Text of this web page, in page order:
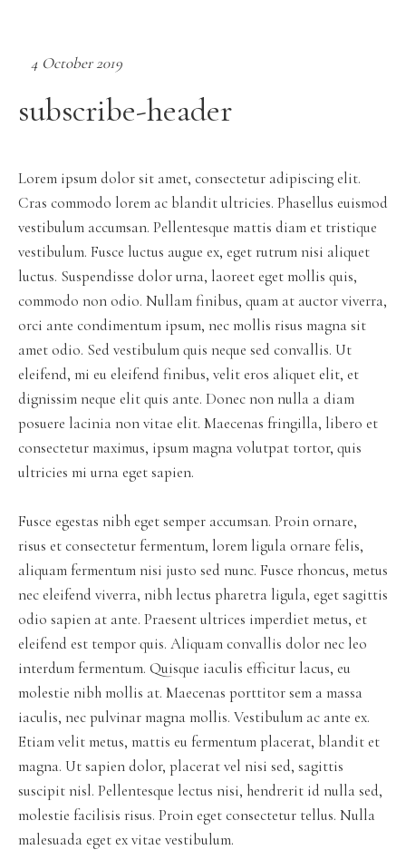
4 October 2019
subscribe-header
Lorem ipsum dolor sit amet, consectetur adipiscing elit.
Cras commodo lorem ac blandit ultricies. Phasellus euismod
vestibulum accumsan. Pellentesque mattis diam et tristique
vestibulum. Fusce luctus augue ex, eget rutrum nisi aliquet
luctus. Suspendisse dolor urna, laoreet eget mollis quis,
commodo non odio. Nullam finibus, quam at auctor viverra,
orci ante condimentum ipsum, nec mollis risus magna sit
amet odio. Sed vestibulum quis neque sed convallis. Ut
eleifend, mi eu eleifend finibus, velit eros aliquet elit, et
dignissim neque elit quis ante. Donec non nulla a diam
posuere lacinia non vitae elit. Maecenas fringilla, libero et
consectetur maximus, ipsum magna volutpat tortor, quis
ultricies mi urna eget sapien.
Fusce egestas nibh eget semper accumsan. Proin ornare,
risus et consectetur fermentum, lorem ligula ornare felis,
aliquam fermentum nisi justo sed nunc. Fusce rhoncus, metus
nec eleifend viverra, nibh lectus pharetra ligula, eget sagittis
odio sapien at ante. Praesent ultrices imperdiet metus, et
eleifend est tempor quis. Aliquam convallis dolor nec leo
interdum fermentum. Quisque iaculis efficitur lacus, eu
molestie nibh mollis at. Maecenas porttitor sem a massa
iaculis, nec pulvinar magna mollis. Vestibulum ac ante ex.
Etiam velit metus, mattis eu fermentum placerat, blandit et
magna. Ut sapien dolor, placerat vel nisi sed, sagittis
suscipit nisl. Pellentesque lectus nisi, hendrerit id nulla sed,
molestie facilisis risus. Proin eget consectetur tellus. Nulla
malesuada eget ex vitae vestibulum.